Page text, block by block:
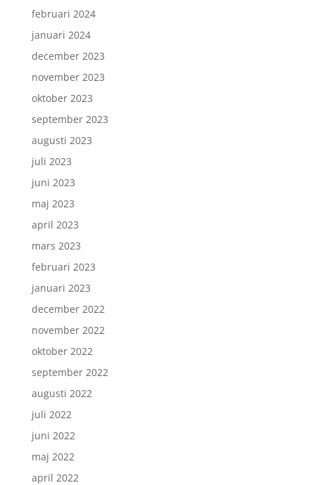
februari 2024
januari 2024
december 2023
november 2023
oktober 2023
september 2023
augusti 2023
juli 2023
juni 2023
maj 2023
april 2023
mars 2023
februari 2023
januari 2023
december 2022
november 2022
oktober 2022
september 2022
augusti 2022
juli 2022
juni 2022
maj 2022
april 2022